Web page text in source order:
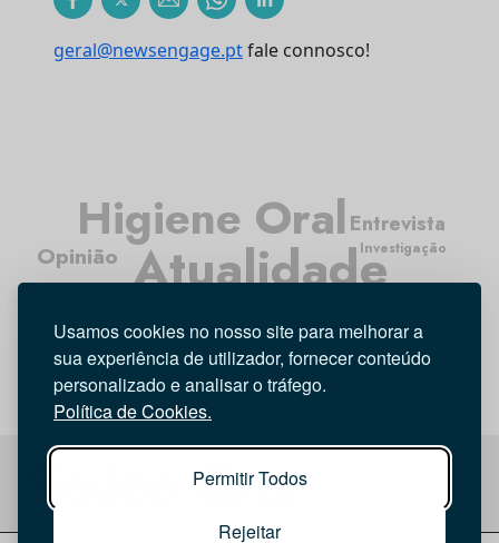
Usamos cookies no nosso site para melhorar a
sua experiência de utilizador, fornecer conteúdo
personalizado e analisar o tráfego.
Política de Cookies.
Permitir Todos
Rejeitar
geral@newsengage.ptfale connosco!
Atualidade
Médicos Dentistas
Higiene Oral Entrevista
Opinião
Tecnologia
Investigação